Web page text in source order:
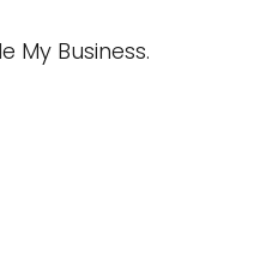
My Business.